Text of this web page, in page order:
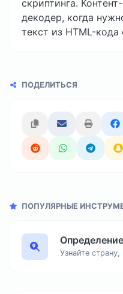
скриптинга.
декодер, когда
текст из HTML-кода
ПОДЕЛИТЬСЯ
ПОПУЛЯРНЫЕ